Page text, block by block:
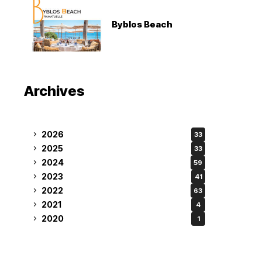
Byblos Beach
Archives
2026 33
2025 33
2024 59
2023 41
2022 63
2021 4
2020 1